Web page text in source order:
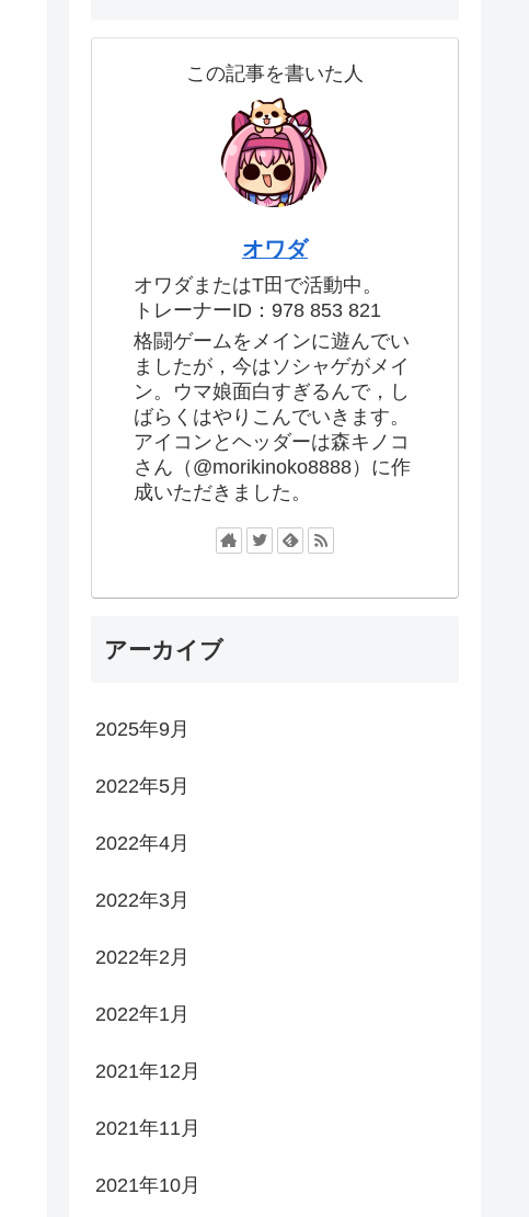
この記事を書いた人
オワダ
オワダまたはT田で活動中。
トレーナーID：978 853 821
格闘ゲームをメインに遊んでい
ましたが，今はソシャゲがメイ
ン。ウマ娘面白すぎるんで，し
ばらくはやりこんでいきます。
アイコンとヘッダーは森キノコ
さん（@morikinoko8888）に作
成いただきました。
アーカイブ
2025年9月
2022年5月
2022年4月
2022年3月
2022年2月
2022年1月
2021年12月
2021年11月
2021年10月